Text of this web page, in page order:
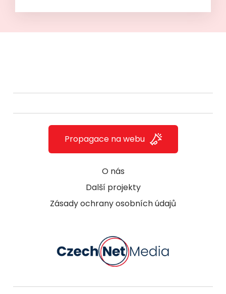
O nás
Další projekty
Zásady ochrany osobních údajů
Propagace na webu